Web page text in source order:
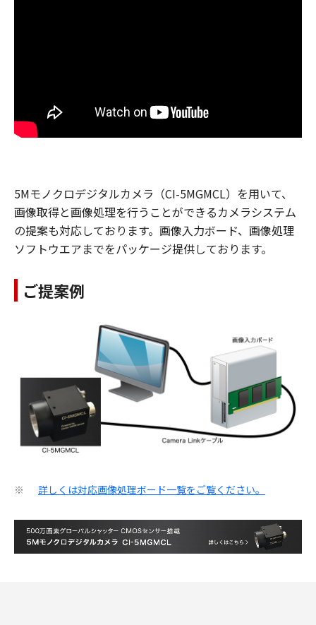
5Mモノクロデジタルカメラ（CI-5MGMCL）を用いて、
画像取得と画像処理を行うことができるカメラシステム
の提案も対応しております。画像入力ボード、画像処理
ソフトウエアまでをパッケージ提供しております。
ご提案例
※ 詳しくは対応画像処理ボード一覧をご覧ください。